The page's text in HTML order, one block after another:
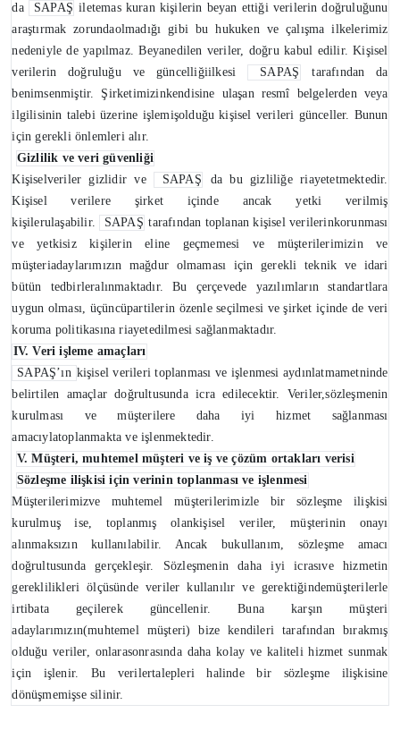
da
SAPAŞ iletemas kuran kişilerin beyan ettiği verilerin doğruluğunu
araştırmak zorundaolmadığı gibi bu hukuken ve çalışma ilkelerimiz
nedeniyle de yapılmaz. Beyanedilen veriler, doğru kabul edilir. Kişisel
verilerin doğruluğu ve güncelliğiilkesi
SAPAŞ
tarafından da
benimsenmiştir. Şirketimizinkendisine ulaşan resmî belgelerden veya
ilgilisinin talebi üzerine işlemişolduğu kişisel verileri günceller. Bunun
için gerekli önlemleri alır.
Gizlilik ve veri güvenliği
Kişiselveriler gizlidir ve
SAPAŞ
da bu gizliliğe riayetetmektedir.
Kişisel verilere şirket içinde ancak yetki verilmiş
kişilerulaşabilir.
SAPAŞ tarafından toplanan kişisel verilerinkorunması
ve yetkisiz kişilerin eline geçmemesi ve müşterilerimizin ve
müşteriadaylarımızın mağdur olmaması için gerekli teknik ve idari
bütün tedbirleralınmaktadır. Bu çerçevede yazılımların standartlara
uygun olması, üçüncüpartilerin özenle seçilmesi ve şirket içinde de veri
koruma politikasına riayetedilmesi sağlanmaktadır.
IV. Veri işleme amaçları
SAPAŞ’ın kişisel verileri toplanması ve işlenmesi aydınlatmametninde
belirtilen amaçlar doğrultusunda icra edilecektir. Veriler,sözleşmenin
kurulması ve müşterilere daha iyi hizmet sağlanması
amacıylatoplanmakta ve işlenmektedir.
V. Müşteri, muhtemel müşteri ve iş ve çözüm ortakları verisi
Sözleşme ilişkisi için verinin toplanması ve işlenmesi
Müşterilerimizve muhtemel müşterilerimizle bir sözleşme ilişkisi
kurulmuş ise, toplanmış olankişisel veriler, müşterinin onayı
alınmaksızın kullanılabilir. Ancak bukullanım, sözleşme amacı
doğrultusunda gerçekleşir. Sözleşmenin daha iyi icrasıve hizmetin
gereklilikleri ölçüsünde veriler kullanılır ve gerektiğindemüşterilerle
irtibata geçilerek güncellenir. Buna karşın müşteri
adaylarımızın(muhtemel müşteri) bize kendileri tarafından bırakmış
olduğu veriler, onlarasonrasında daha kolay ve kaliteli hizmet sunmak
için işlenir. Bu verilertalepleri halinde bir sözleşme ilişkisine
dönüşmemişse silinir.